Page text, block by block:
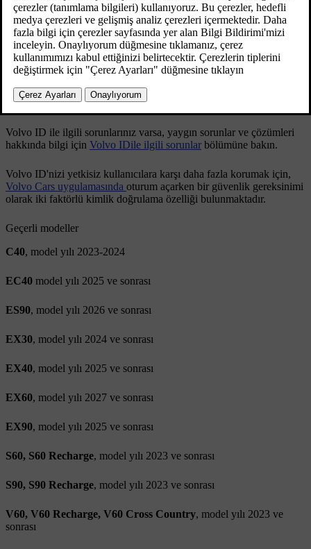
Bir Volvo ID oluşturma
Volvo ID kullanıcı adınızı veya parolanızı değiştirme
BirVolvo IDoluşturduktan sonra, hesabınıza ek bir iletişim bilgisi
eklemeniz önerilir. Bu, gerektiğinde
Volvo ID
'nizi kurtarmanıza
yardımcı olacaktır. Daha fazla bilgi ve talimat için
kurtarmak için iletişim bilgileri ekleme
Volvo ID ile ilgili sorunlarınız varsa, yaygın sorunlar ve çözümleri
hakkında bilgi için Volvo IDile ilgili sorunlar bölümüne bakın.
Volvo ID'nizi yetkisiz kullanıcılara karşı daha fazla korumak için,
Volvo Cars uygulamasında oturum açarken bir güvenlik gereksinimi
olarak iki faktörlü kimlik doğrulama özelliği bulunmaktadır.
Geçerli modeller
C40, model yılı 2023-2024
EC40 model yılı 2025 ve sonrası
ES90, model yılı 2026 ve sonrası
EX30, model yılı 2024 ve sonrası
EX40, model yılı 2025 ve sonrası
EX60, model yılı 2027 ve sonrası
EX90, model yılı 2025 ve sonrası
S60, S60 Recharge, model yılı 2023 ve sonrası
S90, S90 Recharge, model yılı 2023 ve sonrası
V60, V60 Recharge, V60 Cross Country, model yılı 2023 ve
sonrası